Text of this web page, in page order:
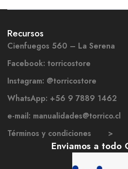
Recursos
Cienfuegos 560 – La Serena
Facebook: torricostore
Instagram: @torricostore
WhatsApp: +56 9 7889 1462
e-mail: manualidades@torrico.cl
Términos y condiciones >
Enviamos a todo